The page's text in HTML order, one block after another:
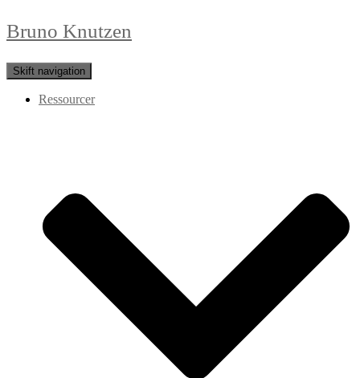
Bruno Knutzen
Skift navigation
Ressourcer